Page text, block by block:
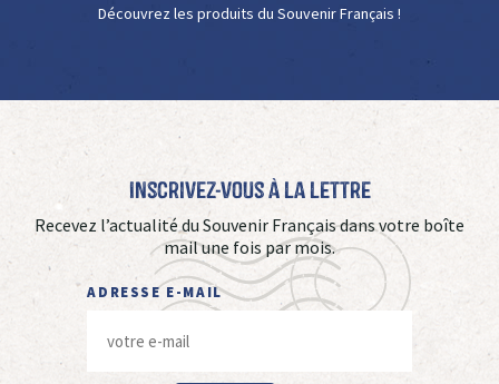
Découvrez les produits du Souvenir Français !
Inscrivez-vous à La Lettre
Recevez l’actualité du Souvenir Français dans votre boîte
mail une fois par mois.
ADRESSE E-MAIL